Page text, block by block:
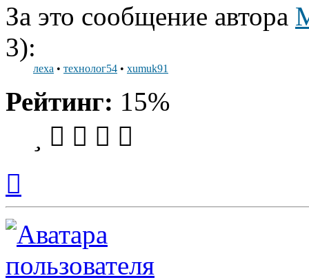
За это сообщение автора
3):
леха • технолог54 • xumuk91
Рейтинг: 15%
началу